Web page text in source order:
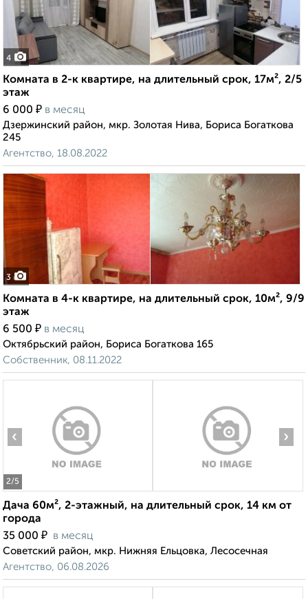
4
Комната в 2-к квартире, на длительный срок, 17м², 2/5
этаж
6 000 ₽ в месяц
Дзержинский район, мкр. Золотая Нива, Бориса Богаткова
245
Агентство, 18.08.2022
3
Комната в 4-к квартире, на длительный срок, 10м², 9/9
этаж
6 500 ₽ в месяц
Октябрьский район, Бориса Богаткова 165
Собственник, 08.11.2022
2/5
‹ ›
Дача 60м², 2-этажный, на длительный срок, 14 км от
города
35 000 ₽ в месяц
Советский район, мкр. Нижняя Ельцовка, Лесосечная
Агентство, 06.08.2026